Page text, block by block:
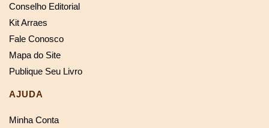
Conselho Editorial
Kit Arraes
Fale Conosco
Mapa do Site
Publique Seu Livro
AJUDA
Minha Conta